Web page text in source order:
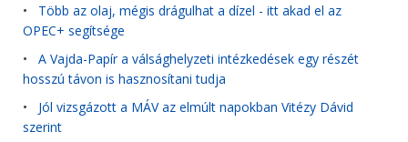
• Több az olaj, mégis drágulhat a dízel - itt akad el az
OPEC+ segítsége
• A Vajda-Papír a válsághelyzeti intézkedések egy részét
hosszú távon is hasznosítani tudja
• Jól vizsgázott a MÁV az elmúlt napokban Vitézy Dávid
szerint